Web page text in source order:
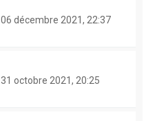
06 décembre 2021, 22:37
31 octobre 2021, 20:25